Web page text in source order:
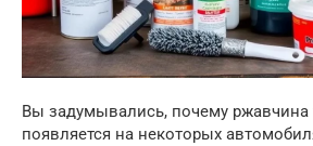
Вы задумывались, почему ржавчина
появляется на некоторых